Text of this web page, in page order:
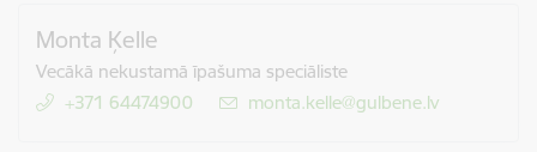
Monta Ķelle
Vecākā nekustamā īpašuma speciāliste
+371 64474900
E-pasts:
monta.kelle@gulbene.lv